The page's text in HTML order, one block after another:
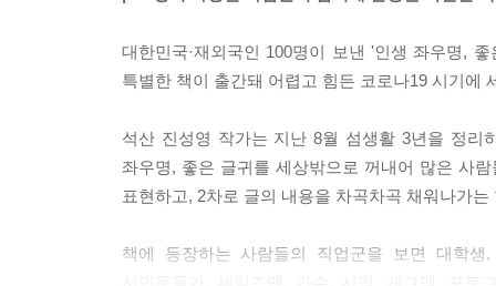
제49화 진인사대천명_김수진 183
제50화 역지사지(易地思之)_최양락 187
제52화 잠잠 하라_최문보 193
제53화 나부터 변화하자_최정원 197
제54화 내려놓고 살라하네_최승원 201
제56화 나는 뻔뻔하게 살기로 했다_허정아 208
대한민국·재외국인 100명이 보낸 '인생 좌우명,
특별한 책이 출간돼 어렵고 힘든 코로나19 시기에
석산 진성영 작가는 지난 8월 섬생활 3년을 정리
좌우명, 좋은 글귀를 세상밖으로 꺼내어 많은 사
표현하고, 2차로 글의 내용을 차곡차곡 채워나가
책에 등장하는 사람들의 직업군을 보면 대학